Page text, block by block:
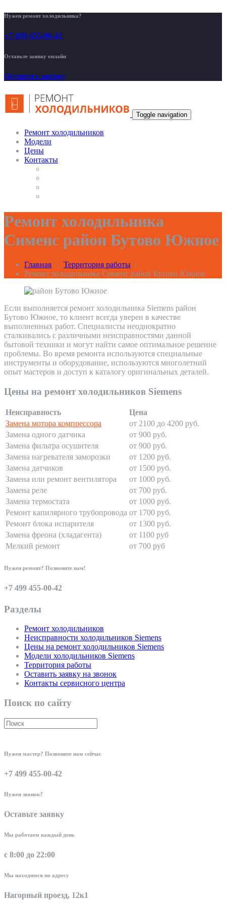
Нужен ремонт холодильника?
+7 499 455-00-42
Оставьте заявку онлайн
Оставить заявку
Toggle navigation
Ремонт холодильников
Модели
Цены
Контакты
Ремонт холодильника
Сименс район Бутово Южное
Главная / Территория работы /
Ремонт холодильника Сименс район Бутово Южное
Если выполняется ремонт холодильника Siemens район
Бутово Южное, то клиент всегда уверен в качестве
выполненных работ. Специалисты неоднократно
сталкивались с различными неисправностями данной
бытовой техники и могут найти самое оптимальное решение
проблемы. Во время ремонта используются специальные
инструменты и оборудование, используются многолетний
опыт мастеров и доступ к каталогу оригинальных деталей.
Цены на ремонт холодильников Siemens
Неисправность
Цена
Замена мотора компрессора
от 2100 до 4200 руб.
Замена одного датчика
от 900 руб.
Замена фильтра осушителя
от 900 руб.
Замена нагревателя заморозки
от 1200 руб.
Замена датчиков
от 1500 руб.
Замена или ремонт вентилятора
от 1000 руб.
Замена реле
от 700 руб.
Замена термостата
от 1000 руб.
Ремонт капилярного трубопровода от 1700 руб.
Ремонт блока испарителя
от 1300 руб.
Замена фреона (хладагента)
от 1100 руб
Мелкий ремонт
от 700 руб
Нужен ремонт? Позвоните нам!
+7 499 455-00-42
Разделы
Ремонт холодильников
Неисправности холодильников Siemens
Цены на ремонт холодильников Siemens
Модели холодильников Siemens
Территория работы
Оставить заявку на звонок
Контакты сервисного центра
Поиск по сайту
Нужен мастер? Позвоните нам сейчас
+7 499 455-00-42
Нужен звонок?
Оставьте заявку
Мы работаем каждый день
с 8:00 до 22:00
Мы находимся по адресу
Нагорный проезд, 12к1